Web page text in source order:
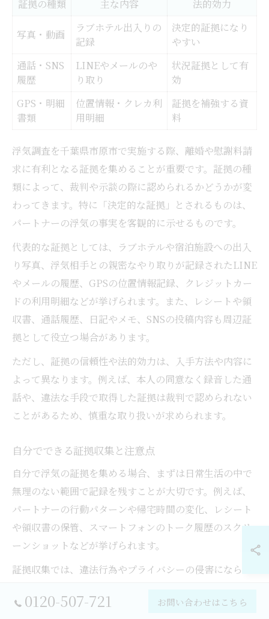
証拠の種類 主な内容 法的効力
写真・動画
ラブホテル出入りの
記録
決定的証拠になり
やすい
通話・SNS
履歴
LINEやメールのや
り取り
状況証拠として有
効
GPS・明細
書類
位置情報・クレカ利
用明細
証拠を補強する資
料
浮気調査を千葉県市原市で実施する際、離婚や慰謝料請
求に有利となる証拠を集めることが重要です。証拠の種
類によって、裁判や示談の際に認められるかどうかが変
わってきます。特に「決定的な証拠」とされるものは、
パートナーの浮気の事実を客観的に示せるものです。
代表的な証拠としては、ラブホテルや宿泊施設への出入
り写真、浮気相手との親密なやり取りが記録されたLINE
やメールの履歴、GPSの位置情報記録、クレジットカー
ドの利用明細などが挙げられます。また、レシートや領
収書、通話履歴、日記やメモ、SNSの投稿内容も周辺証
拠として役立つ場合があります。
ただし、証拠の信頼性や法的効力は、入手方法や内容に
よって異なります。例えば、本人の同意なく録音した通
話や、違法な手段で取得した証拠は裁判で認められない
ことがあるため、慎重な取り扱いが求められます。
自分でできる証拠収集と注意点
自分で浮気の証拠を集める場合、まずは日常生活の中で
無理のない範囲で記録を残すことが大切です。例えば、
パートナーの行動パターンや帰宅時間の変化、レシート
や領収書の保管、スマートフォンのトーク履歴のスクリ
ーンショットなどが挙げられます。
証拠収集では、違法行為やプライバシーの侵害にならな
ンのロックを解除したり、盗聴器の設置などは法律で禁
0120-507-721 お問い合わせはこちら